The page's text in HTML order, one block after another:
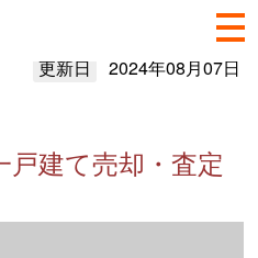
更新日 2024年08月07日
建て売却・査定
売却情報（2023年1